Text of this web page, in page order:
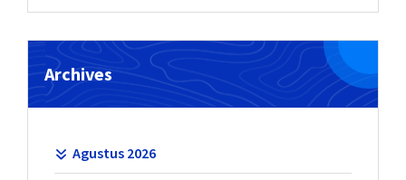
Archives
Agustus 2026